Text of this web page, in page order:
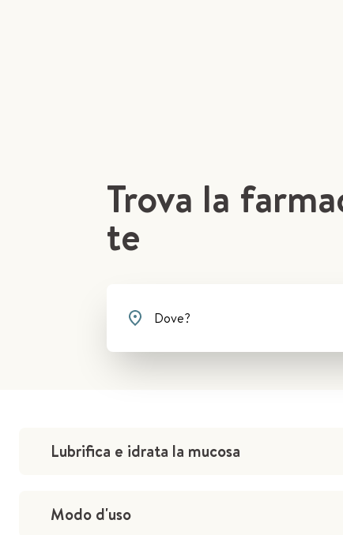
Trova la
te
Lubrifica e idrata la mucosa
Modo d'uso